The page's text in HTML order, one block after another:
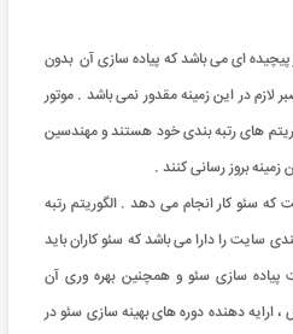
ای می باشد که پیاده سازی آن بدون
در این زمینه مقدور نمی باشد . موتور
های رتبه بندی خود هستند و مهندسین
بروز رسانی کنند .
سئو کار انجام می دهد . الگوریتم رتبه
200 معیار رتبه بندی سایت را دارا می باشد که سئو کاران باید
پیاده سازی سئو و همچنین بهره وری آن
دهنده دوره های بهینه سازی سئو در